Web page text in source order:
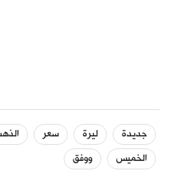
جديدة ليرة سعر
الخميس
ووفق